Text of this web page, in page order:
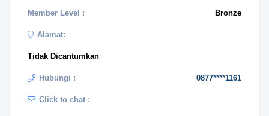
Member Level : Bronze
Alamat:
Tidak Dicantumkan
Hubungi : 0877****1161
Click to chat :